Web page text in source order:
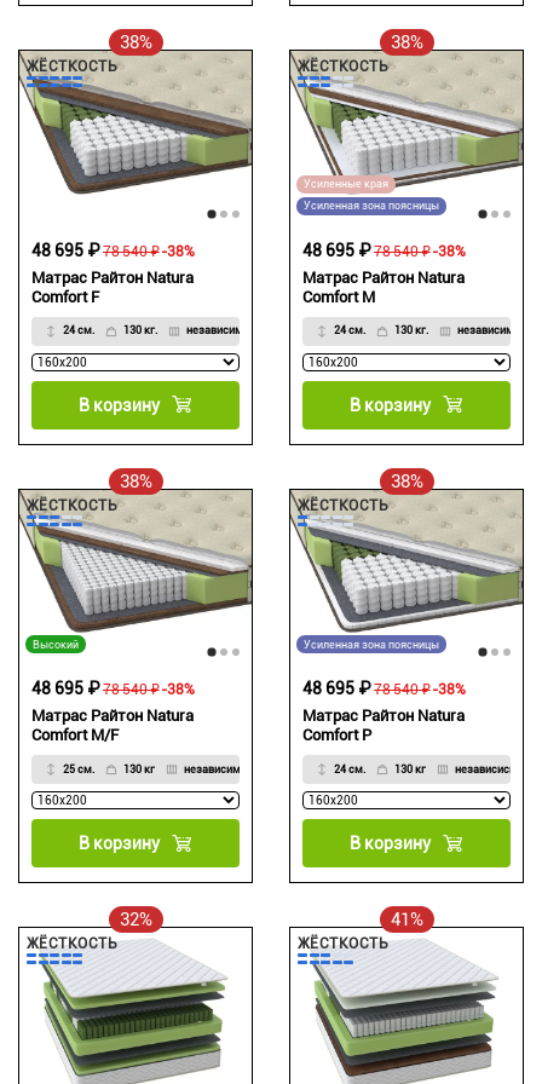
38%
ЖЁСТКОСТЬ
Матрас Райтон Natura
Comfort F
24 см. 130 кг. независимый
78 540 ₽
48 695 ₽ -38%
В корзину
38%
ЖЁСТКОСТЬ
Усиленные края
Усиленная зона поясницы
Матрас Райтон Natura
Comfort M
24 см. 130 кг. независимый
78 540 ₽
48 695 ₽ -38%
В корзину
38%
ЖЁСТКОСТЬ
Высокий
Матрас Райтон Natura
Comfort M/F
25 см. 130 кг независимый
78 540 ₽
48 695 ₽ -38%
В корзину
38%
ЖЁСТКОСТЬ
Усиленная зона поясницы
Матрас Райтон Natura
Comfort P
24 см. 130 кг независисмый
78 540 ₽
48 695 ₽ -38%
В корзину
32%
ЖЁСТКОСТЬ
41%
ЖЁСТКОСТЬ